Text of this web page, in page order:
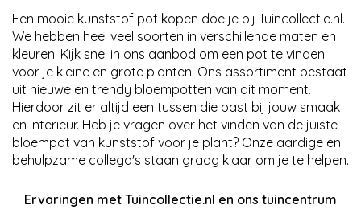
Een mooie kunststof pot kopen doe je bij Tuincollectie.nl.
We hebben heel veel soorten in verschillende maten en
kleuren. Kijk snel in ons aanbod om een pot te vinden
voor je kleine en grote planten. Ons assortiment bestaat
uit nieuwe en trendy bloempotten van dit moment.
Hierdoor zit er altijd een tussen die past bij jouw smaak
en interieur. Heb je vragen over het vinden van de juiste
bloempot van kunststof voor je plant? Onze aardige en
behulpzame collega's staan graag klaar om je te helpen.
Ervaringen met Tuincollectie.nl en ons tuincentrum